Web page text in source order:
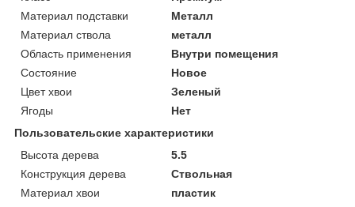
Материал подставки
Металл
Материал ствола
металл
Область применения
Внутри помещения
Состояние
Новое
Цвет хвои
Зеленый
Ягоды
Нет
Пользовательские характеристики
Высота дерева
5.5
Конструкция дерева
Ствольная
Материал хвои
пластик